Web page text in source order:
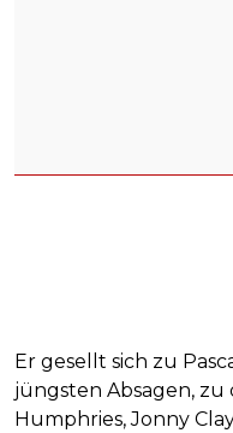
Er gesellt sich zu
jüngsten Absagen,
Humphries, Jonny